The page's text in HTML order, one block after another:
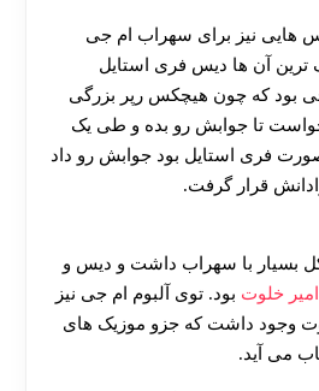
هايی نیز برای سهراب ام جی
ترین آن ها دیس فری استایل
بود که چون هیچکس رپر بزرگی
تا جوابش رو بده و طی یک
فری استایل بود جوابش رو داد
قرار گرفت.
کل بسیار با سهراب داشت و دیس و
امیر خلوت بود. توی آلبوم ام جی نیز
وجود داشت که جزو موزیک های
می آید.